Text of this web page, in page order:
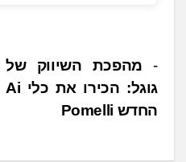
נ
י
ו
מהפכת השיווק של
גוגל: הכירו את כלי Ai
החדש Pomelli